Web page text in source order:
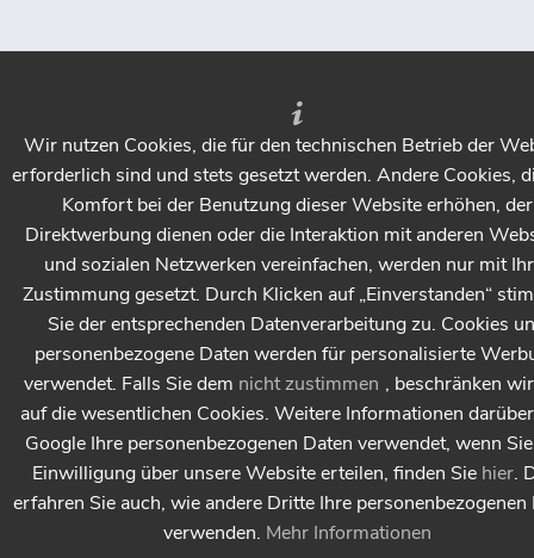
mit der Holzbodenseife Weiß arbeiten würden, statt mit
Abschleifen und Laugen über die Zeit ein leicht
aufhellender Effekt einstellen?
Antwort:
Genau so - man kann von der weißen Seife keine Wunder
erwarten (dazu ist der Seifenanteil im Wasser zu gering
und ein intakt geölter Boden nimmt relativ wenig Pigment
auf), aber der Boden wird nach mehreren Anwendungen
etwas heller.
Frage:
Hallo, muss bei mehrmaligen Seifvorgängen (3-4 mal
nacheinander) das Holz nochmals geschliffen werden?
Unser Holz wird nämlich nach dem Seifen sehr rau und
ich möchte ungern das schöne Farbergebnis missen.
Vielen Dank!
Wir nutzen Cookies, die für den technischen Betrieb der
erforderlich sind und stets gesetzt werden. Andere Cookies,
Komfort bei der Benutzung dieser Website erhöhen, der
Direktwerbung dienen oder die Interaktion mit anderen
und sozialen Netzwerken vereinfachen, werden nur mit
Zustimmung gesetzt. Durch Klicken auf „Einverstanden“
Sie der entsprechenden Datenverarbeitung zu. Cookies
personenbezogene Daten werden für personalisierte
verwendet. Falls Sie dem nicht zustimmen , beschränken
auf die wesentlichen Cookies. Weitere Informationen
Google Ihre personenbezogenen Daten verwendet, wenn
Einwilligung über unsere Website erteilen, finden Sie hier.
erfahren Sie auch, wie andere Dritte Ihre personenbezogenen
verwenden. Mehr Informationen